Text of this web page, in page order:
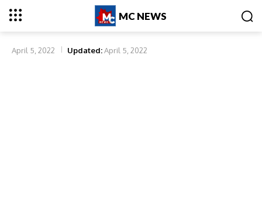
MC NEWS
April 5, 2022 Updated:April 5, 2022